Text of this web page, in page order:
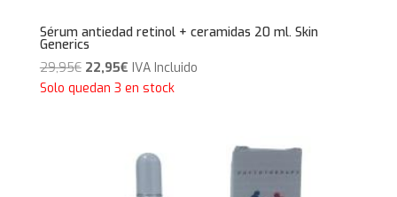
Sérum antiedad retinol + ceramidas 20 ml. Skin
Generics
29,95€ El
precio
22,95€El
precio
22,95€.
IVA Incluido
Solo quedan 3 en stock